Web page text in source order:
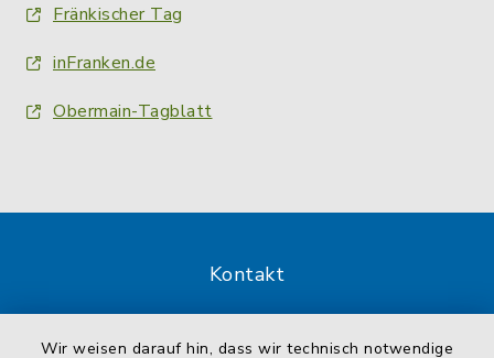
Wir weisen darauf hin, dass wir technisch notwendige
Fränkischer Tag
inFranken.de
Obermain-Tagblatt
Kontakt